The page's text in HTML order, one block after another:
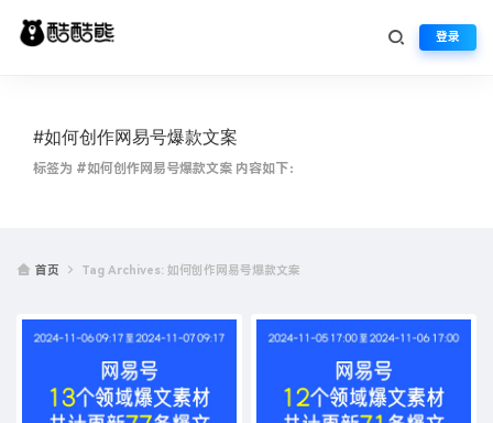
登录
#如何创作网易号爆款文案
标签为 #如何创作网易号爆款文案 内容如下：
首页 Tag Archives: 如何创作网易号爆款文案